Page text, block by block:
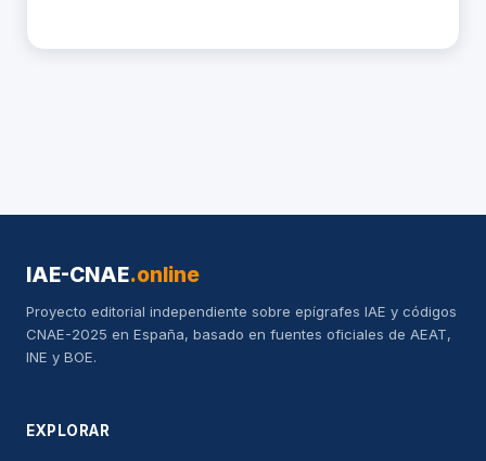
IAE-CNAE.online
Proyecto editorial independiente sobre epígrafes IAE y códigos
CNAE-2025 en España, basado en fuentes oficiales de AEAT,
INE y BOE.
EXPLORAR